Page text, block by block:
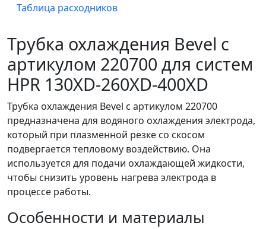
Таблица расходников
Трубка охлаждения Bevel с
артикулом 220700 для систем
HPR 130XD-260XD-400XD
Трубка охлаждения Bevel с артикулом 220700
предназначена для водяного охлаждения электрода,
который при плазменной резке со скосом
подвергается тепловому воздействию. Она
используется для подачи охлаждающей жидкости,
чтобы снизить уровень нагрева электрода в
процессе работы.
Особенности и материалы